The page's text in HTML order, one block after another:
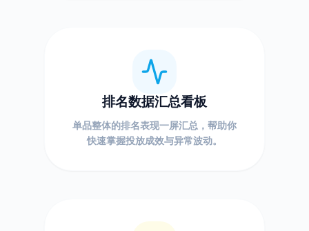
排名数据汇总看板
单品整体的排名表现一屏汇总，帮助你
快速掌握投放成效与异常波动。